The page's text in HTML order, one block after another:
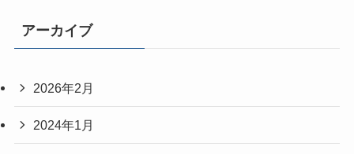
アーカイブ
2026年2月
2024年1月